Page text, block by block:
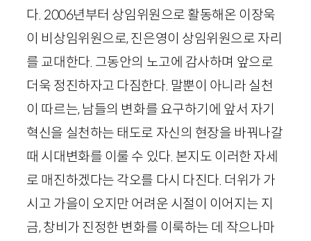
다. 2006년부터 상임위원으로 활동해온 이장욱
이 비상임위원으로, 진은영이 상임위원으로 자리
를 교대한다. 그동안의 노고에 감사하며 앞으로
더욱 정진하자고 다짐한다. 말뿐이 아니라 실천
이 따르는, 남들의 변화를 요구하기에 앞서 자기
혁신을 실천하는 태도로 자신의 현장을 바꿔나갈
때 시대변화를 이룰 수 있다. 본지도 이러한 자세
로 매진하겠다는 각오를 다시 다진다. 더위가 가
시고 가을이 오지만 어려운 시절이 이어지는 지
금, 창비가 진정한 변화를 이룩하는 데 작으나마